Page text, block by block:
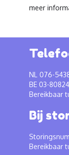
meer
NL 076-
BE 03-
Bereikbaar
Bij
Bereikbaar